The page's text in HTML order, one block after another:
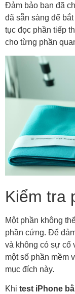
Đảm bảo bạn đã
đã sẵn sàng để bắt
tục đọc phần tiếp
cho từng phần
Kiểm tra
Một phần không
phần cứng. Để
và không có sự cố
một số phần mềm
mục đích này.
Khi test iPhone